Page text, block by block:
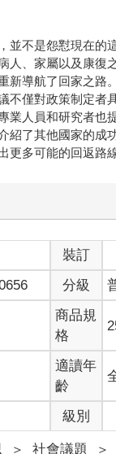
並不是怨懟現在的
人、家屬以及康復
新導航了回家之路
不僅對政策制定者
業人員和研究者也
紹了其他國家的成
更多可能的回返路線
裝訂
分級
商品規
格
適讀年
齡
級別
＞ 社會議題 ＞